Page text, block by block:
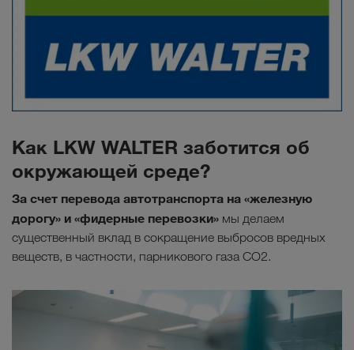
Как LKW WALTER заботится об
окружающей среде?
За счет перевода автотранспорта на «железную
дорогу» и «фидерные перевозки» мы делаем
существенный вклад в сокращение выбросов вредных
веществ, в частности, парникового газа СО2.